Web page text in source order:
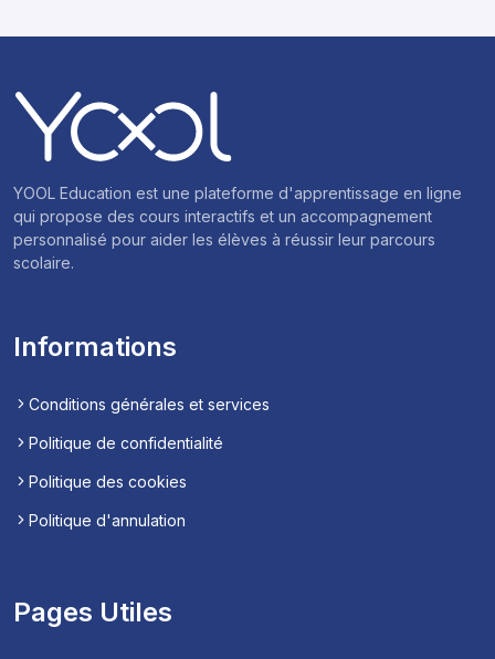
YOOL Education est une plateforme d'apprentissage en ligne
qui propose des cours interactifs et un accompagnement
personnalisé pour aider les élèves à réussir leur parcours
scolaire.
Informations
Conditions générales et services
Politique de confidentialité
Politique des cookies
Politique d'annulation
Pages Utiles